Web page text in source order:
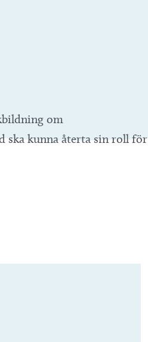
om
ska kunna återta sin roll för